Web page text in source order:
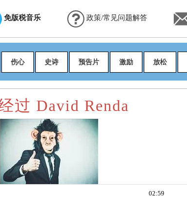
免版税音乐 政策/常见问题解答
伤心 史诗 预告片 激励 放松
过 David Renda
02:59